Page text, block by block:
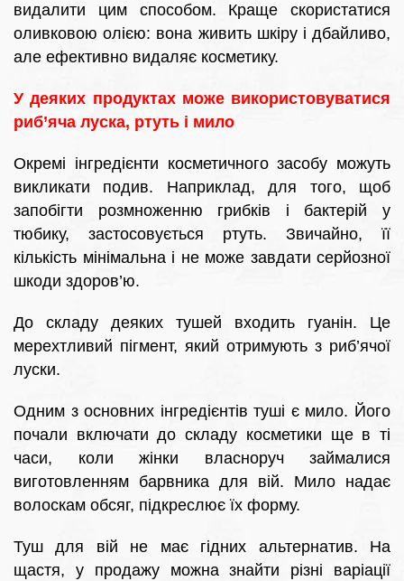
видалити цим способом. Краще скористатися
оливковою олією: вона живить шкіру і дбайливо,
але ефективно видаляє косметику.
У деяких продуктах може використовуватися
риб’яча луска, ртуть і мило
Окремі інгредієнти косметичного засобу можуть
викликати подив. Наприклад, для того, щоб
запобігти розмноженню грибків і бактерій у
тюбику, застосовується ртуть. Звичайно, її
кількість мінімальна і не може завдати серйозної
шкоди здоров’ю.
До складу деяких тушей входить гуанін. Це
мерехтливий пігмент, який отримують з риб’ячої
луски.
Одним з основних інгредієнтів туші є мило. Його
почали включати до складу косметики ще в ті
часи, коли жінки власноруч займалися
виготовленням барвника для вій. Мило надає
волоскам обсяг, підкреслює їх форму.
Туш для вій не має гідних альтернатив. На
щастя, у продажу можна знайти різні варіації